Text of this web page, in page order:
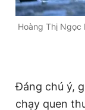
Hoàng Thị Ngọc
Đáng chú ý,
chạy quen